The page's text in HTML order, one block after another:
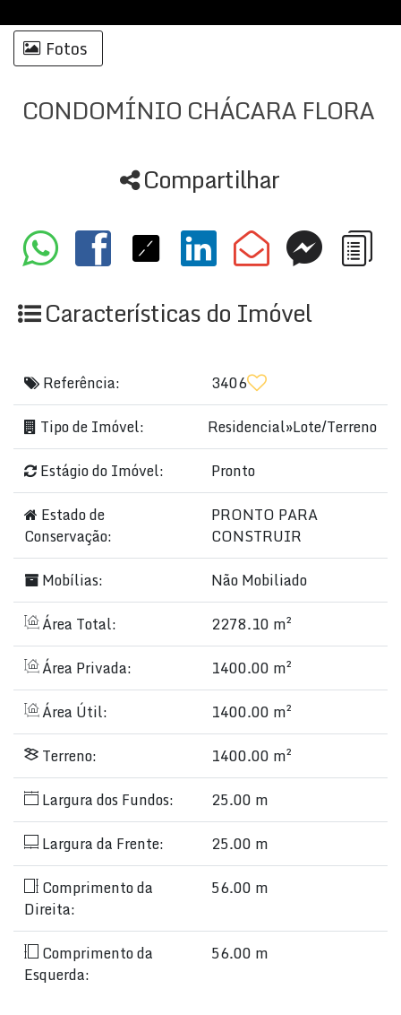
Fotos
CONDOMÍNIO CHÁCARA FLORA
Compartilhar
Características do Imóvel
Referência:
3406
Tipo de Imóvel:
Residencial»Lote/Terreno
Estágio do Imóvel:
Pronto
Estado de
Conservação:
PRONTO PARA
CONSTRUIR
Mobílias:
Não Mobiliado
Área Total:
2278.10 m²
Área Privada:
1400.00 m²
Área Útil:
1400.00 m²
Terreno:
1400.00 m²
Largura dos Fundos:
25.00 m
Largura da Frente:
25.00 m
Comprimento da
Direita:
56.00 m
Comprimento da
Esquerda:
56.00 m